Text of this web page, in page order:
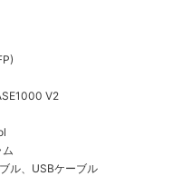
V2
ル、USBケーブル